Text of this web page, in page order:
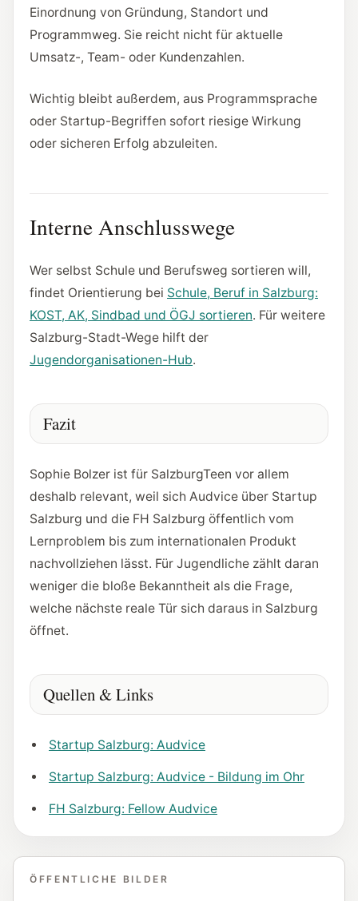
Einordnung von Gründung, Standort und
Programmweg. Sie reicht nicht für aktuelle
Umsatz-, Team- oder Kundenzahlen.
Wichtig bleibt außerdem, aus Programmsprache
oder Startup-Begriffen sofort riesige Wirkung
oder sicheren Erfolg abzuleiten.
Interne Anschlusswege
Wer selbst Schule und Berufsweg sortieren will,
findet Orientierung bei Schule, Beruf in Salzburg:
KOST, AK, Sindbad und ÖGJ sortieren. Für weitere
Salzburg-Stadt-Wege hilft der
Jugendorganisationen-Hub.
Fazit
Sophie Bolzer ist für SalzburgTeen vor allem
deshalb relevant, weil sich Audvice über Startup
Salzburg und die FH Salzburg öffentlich vom
Lernproblem bis zum internationalen Produkt
nachvollziehen lässt. Für Jugendliche zählt daran
weniger die bloße Bekanntheit als die Frage,
welche nächste reale Tür sich daraus in Salzburg
öffnet.
Quellen & Links
Startup Salzburg: Audvice
Startup Salzburg: Audvice - Bildung im Ohr
FH Salzburg: Fellow Audvice
ÖFFENTLICHE BILDER